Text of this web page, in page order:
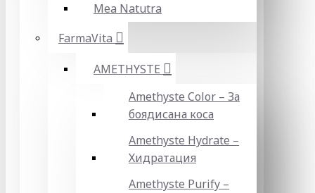
Mea Natutra
FarmaVita
AMETHYSTE
Amethyste Color – За
боядисана коса
Amethyste Hydrate –
Хидратация
Amethyste Purify –